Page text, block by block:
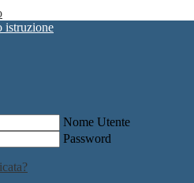
Nome Utente
Password